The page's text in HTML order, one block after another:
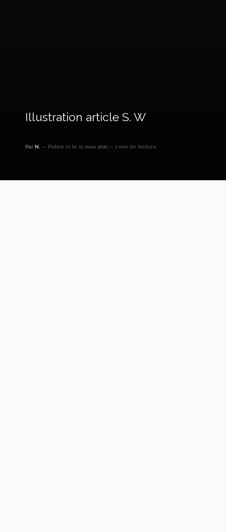
Illustration article S. W
Par N. Publié in le 11 mars 2020 1 min de lecture